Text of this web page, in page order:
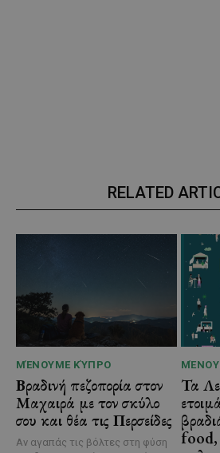
RELATED
ΜΈΝΟΥΜΕ ΚΎΠΡΟ
Βραδινή πεζοπορία στον
Μαχαιρά με τον σκύλο
σου και θέα τις Περσείδες
Αν αγαπάς τις βόλτες στη φύση
Τα
food,